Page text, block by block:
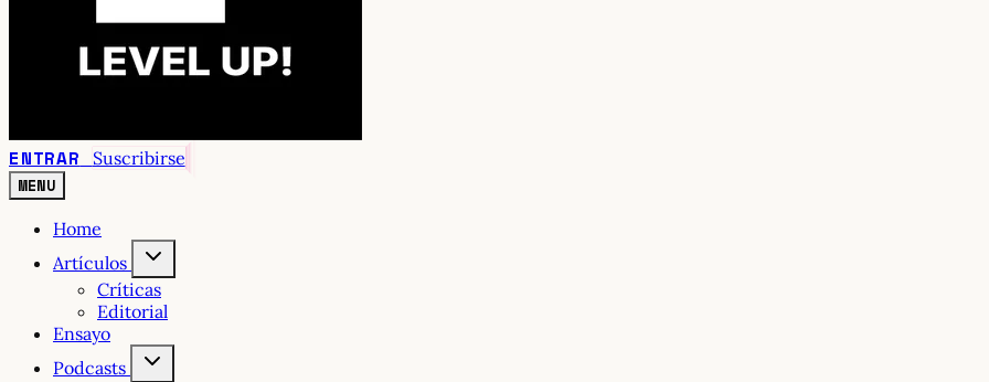
ENTRAR
Suscribirse
MENU
Home
Artículos
Críticas
Editorial
Ensayo
Podcasts